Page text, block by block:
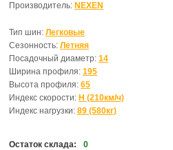
Производитель: NEXEN
Тип шин: Легковые
Сезонность: Летняя
Посадочный диаметр: 14
Ширина профиля: 195
Высота профиля: 65
Индекс скорости: H (210км/ч)
Индекс нагрузки: 89 (580кг)
Остаток склада: 0